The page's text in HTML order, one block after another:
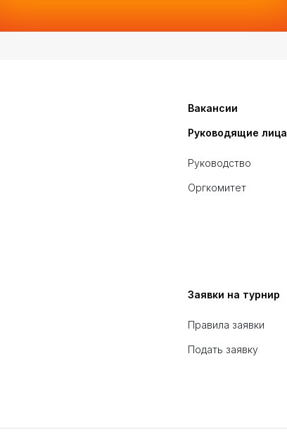
Заявки на турнир
Правила заявки
Подать заявку
Вакансии
Руководящие лица
Руководство
Оргкомитет